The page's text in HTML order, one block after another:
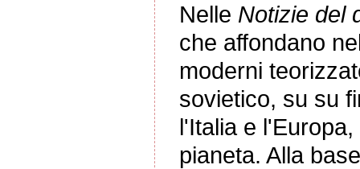
Nelle Notizie del
che affondano
moderni
sovietico, su su
l'Italia e
pianeta. Alla